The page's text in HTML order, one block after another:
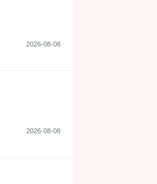
2026-08-08
2026-08-08